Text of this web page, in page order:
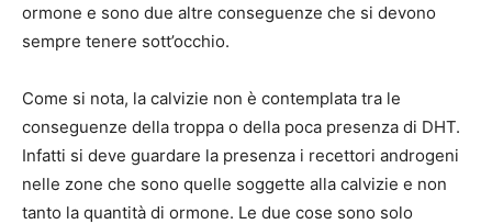
ormone e sono due altre conseguenze che si devono
sempre tenere sott’occhio.
Come si nota, la calvizie non è contemplata tra le
conseguenze della troppa o della poca presenza di DHT.
Infatti si deve guardare la presenza i recettori androgeni
nelle zone che sono quelle soggette alla calvizie e non
tanto la quantità di ormone. Le due cose sono solo